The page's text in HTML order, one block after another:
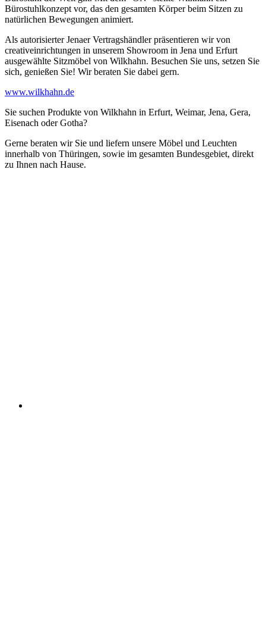
Bürostuhlkonzept vor, das den gesamten Körper beim Sitzen zu
natürlichen Bewegungen animiert.
Als autorisierter Jenaer Vertragshändler präsentieren wir von
creativeinrichtungen in unserem Showroom in Jena und Erfurt
ausgewählte Sitzmöbel von Wilkhahn. Besuchen Sie uns, setzen Sie
sich, genießen Sie! Wir beraten Sie dabei gern.
www.wilkhahn.de
Sie suchen Produkte von Wilkhahn in Erfurt, Weimar, Jena, Gera,
Eisenach oder Gotha?
Gerne beraten wir Sie und liefern unsere Möbel und Leuchten
innerhalb von Thüringen, sowie im gesamten Bundesgebiet, direkt
zu Ihnen nach Hause.